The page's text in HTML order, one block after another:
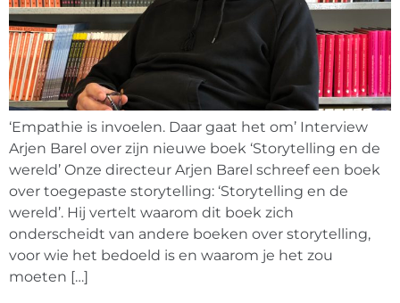
‘Empathie is invoelen. Daar gaat het om’ Interview
Arjen Barel over zijn nieuwe boek ‘Storytelling en de
wereld’ Onze directeur Arjen Barel schreef een boek
over toegepaste storytelling: ‘Storytelling en de
wereld’. Hij vertelt waarom dit boek zich
onderscheidt van andere boeken over storytelling,
voor wie het bedoeld is en waarom je het zou
moeten […]